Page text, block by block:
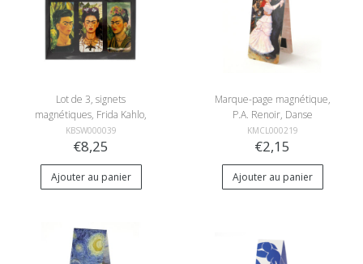
Lot de 3, signets
magnétiques, Frida Kahlo,
Autorretratos
KBSW000039
€8,25
Ajouter au panier
Marque-page magnétique,
P.A. Renoir, Danse
KMCL000219
€2,15
Ajouter au panier